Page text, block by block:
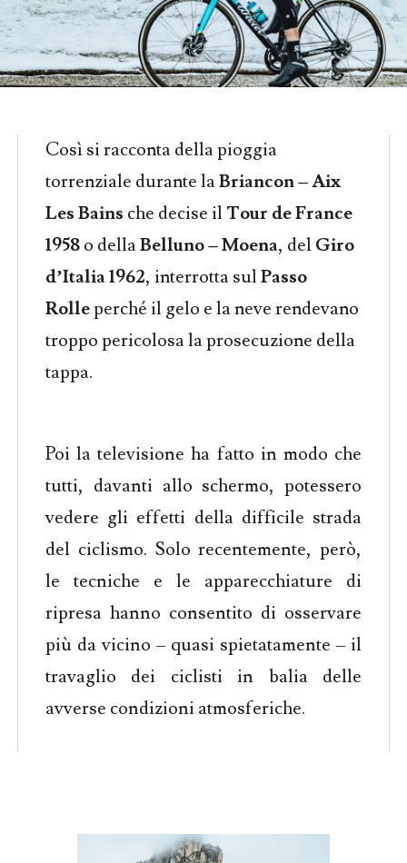
Così si racconta della pioggia
torrenziale durante laBriancon – Aix
Les Bains che decise il Tour de France
1958o dellaBelluno – Moena, del Giro
d’Italia 1962, interrotta sulPasso
Rolleperché il gelo e la neve rendevano
troppo pericolosa la prosecuzione della
tappa.
Poi la televisione ha fatto in modo che
tutti, davanti allo schermo, potessero
vedere gli effetti della difficile strada
del ciclismo. Solo recentemente, però,
le tecniche e le apparecchiature di
ripresa hanno consentito di osservare
più da vicino – quasi spietatamente – il
travaglio dei ciclisti in balia delle
avverse condizioni atmosferiche.